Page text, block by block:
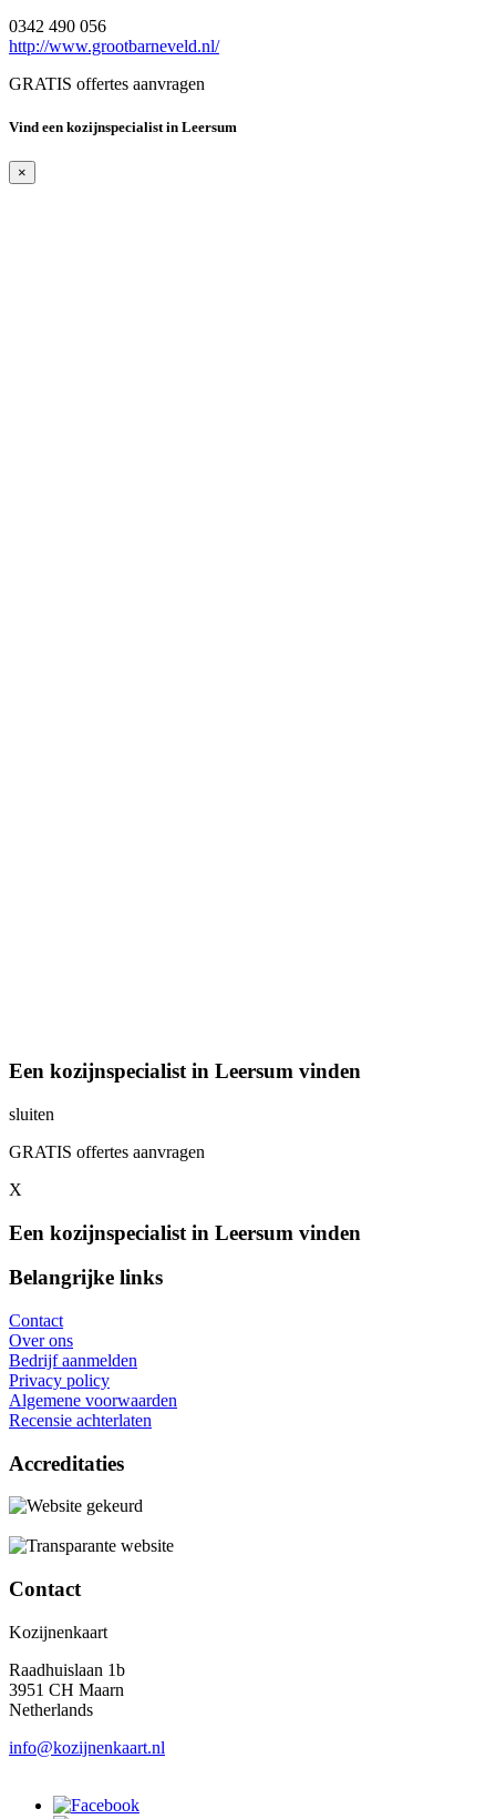
0342 490 056
http://www.grootbarneveld.nl/
GRATIS offertes aanvragen
Vind een kozijnspecialist in Leersum
×
Een kozijnspecialist in Leersum vinden
sluiten
GRATIS offertes aanvragen
X
Een kozijnspecialist in Leersum vinden
Belangrijke links
Contact
Over ons
Bedrijf aanmelden
Privacy policy
Algemene voorwaarden
Recensie achterlaten
Accreditaties
Contact
Kozijnenkaart
Raadhuislaan 1b
3951 CH Maarn
Netherlands
info@kozijnenkaart.nl